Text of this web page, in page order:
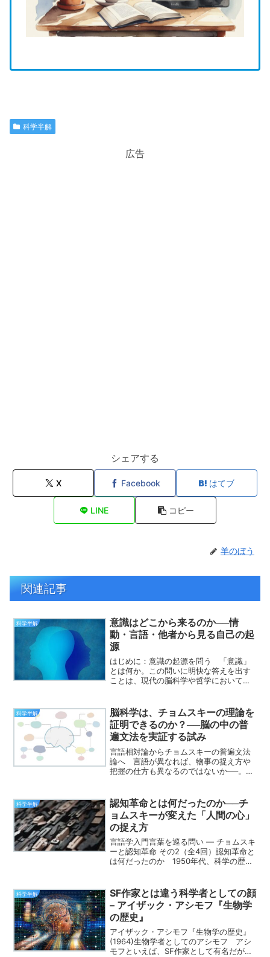
科学半解
広告
シェアする
X Facebook はてブ
LINE コピー
羊のぼう
関連記事
科学半解
意識はどこから来るのか──情
動・言語・他者から見る自己の起
源
はじめに：意識の起源を問う 「意識」
とは何か。この問いに明快な答えを出す
ことは、現代の脳科学や哲学においても
や言語と不可分の高度な情報処理の現れ
なのか。いずれにせよ、意...
科学半解
脳科学は、チョムスキーの理論を
証明できるのか？──脳の中の普
遍文法を実証する試み
言語相対論からチョムスキーの普遍文法
論へ 言語が異なれば、物事の捉え方や
把握の仕方も異なるのではないか──。
にかけて、西欧諸国の植民地拡大ととも
に非西欧社会との接...
科学半解
認知革命とは何だったのか──チ
ョムスキーが変えた「人間の心」
の捉え方
言語学入門言葉を巡る問い ― チョムスキ
ーと認知革命 その2（全4回）認知革命と
は何だったのか 1950年代、科学の歴史
「ただの刺激に対する反応機械」と見な
す従来の人...
科学半解
SF作家とは違う科学者としての顔
– アイザック・アシモフ『生物学
の歴史』
アイザック・アシモフ『生物学の歴史』
(1964)生物学者としてのアシモフ アシ
モフといえば、SF作家として有名だが、